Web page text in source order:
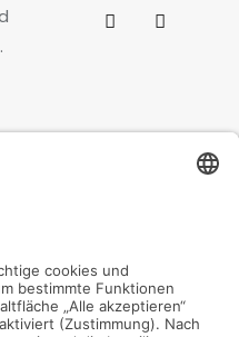
Gallery